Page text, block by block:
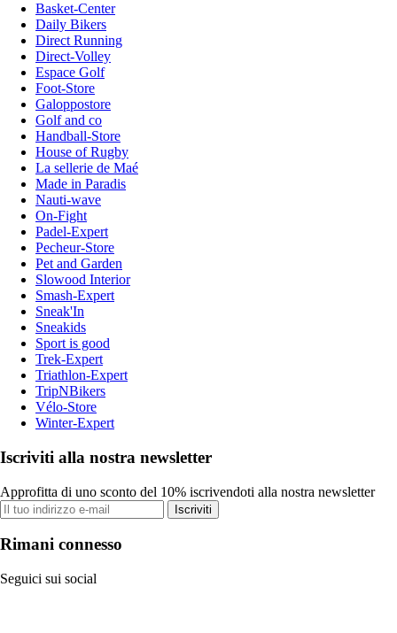
Basket-Center
Daily Bikers
Direct Running
Direct-Volley
Espace Golf
Foot-Store
Galoppostore
Golf and co
Handball-Store
House of Rugby
La sellerie de Maé
Made in Paradis
Nauti-wave
On-Fight
Padel-Expert
Pecheur-Store
Pet and Garden
Slowood Interior
Smash-Expert
Sneak'In
Sneakids
Sport is good
Trek-Expert
Triathlon-Expert
TripNBikers
Vélo-Store
Winter-Expert
Iscriviti alla nostra newsletter
Approfitta di uno sconto del 10% iscrivendoti alla nostra newsletter
Iscriviti
Rimani connesso
Seguici sui social